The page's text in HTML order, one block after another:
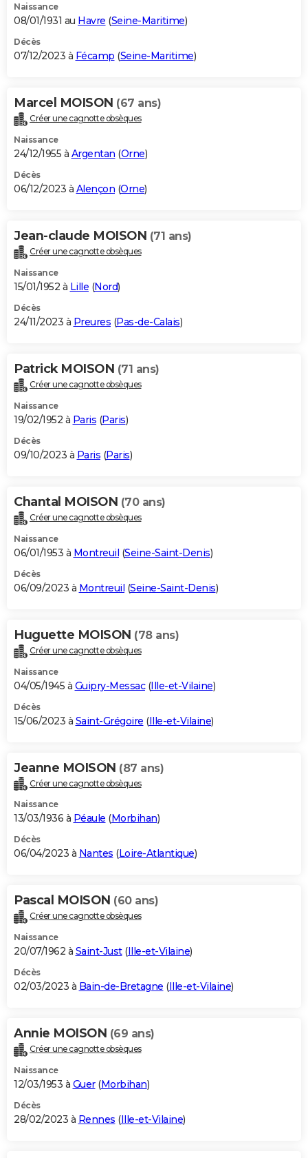
Naissance
08/01/1931 au Havre (Seine-Maritime)
Décès
07/12/2023 à Fécamp (Seine-Maritime)
Marcel MOISON (67 ans)
Créer une cagnotte obsèques
Naissance
24/12/1955 à Argentan (Orne)
Décès
06/12/2023 à Alençon (Orne)
Jean-claude MOISON (71 ans)
Créer une cagnotte obsèques
Naissance
15/01/1952 à Lille (Nord)
Décès
24/11/2023 à Preures (Pas-de-Calais)
Patrick MOISON (71 ans)
Créer une cagnotte obsèques
Naissance
19/02/1952 à Paris (Paris)
Décès
09/10/2023 à Paris (Paris)
Chantal MOISON (70 ans)
Créer une cagnotte obsèques
Naissance
06/01/1953 à Montreuil (Seine-Saint-Denis)
Décès
06/09/2023 à Montreuil (Seine-Saint-Denis)
Huguette MOISON (78 ans)
Créer une cagnotte obsèques
Naissance
04/05/1945 à Guipry-Messac(Ille-et-Vilaine)
Décès
15/06/2023 à Saint-Grégoire (Ille-et-Vilaine)
Jeanne MOISON (87 ans)
Créer une cagnotte obsèques
Naissance
13/03/1936 à Péaule (Morbihan)
Décès
06/04/2023 à Nantes (Loire-Atlantique)
Pascal MOISON (60 ans)
Créer une cagnotte obsèques
Naissance
20/07/1962 à Saint-Just(Ille-et-Vilaine)
Décès
02/03/2023 à Bain-de-Bretagne (Ille-et-Vilaine)
Annie MOISON (69 ans)
Créer une cagnotte obsèques
Naissance
12/03/1953 à Guer(Morbihan)
Décès
28/02/2023 à Rennes (Ille-et-Vilaine)